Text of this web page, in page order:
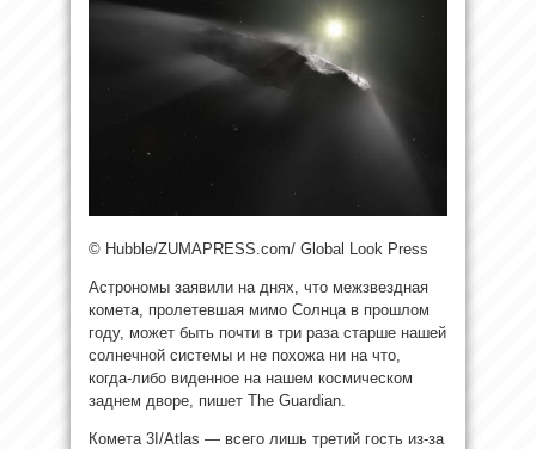
© Hubble/ZUMAPRESS.com/ Global Look Press
Астрономы заявили на днях, что межзвездная
комета, пролетевшая мимо Солнца в прошлом
году, может быть почти в три раза старше нашей
солнечной системы и не похожа ни на что,
когда-либо виденное на нашем космическом
заднем дворе, пишет The Guardian.
Комета 3I/Atlas — всего лишь третий гость из-за